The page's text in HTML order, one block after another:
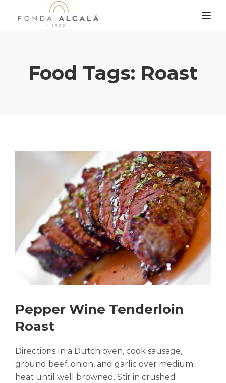
Food Tags: Roast
Pepper Wine Tenderloin
Roast
Directions In a Dutch oven, cook sausage,
ground beef, onion, and garlic over medium
heat until well browned. Stir in crushed